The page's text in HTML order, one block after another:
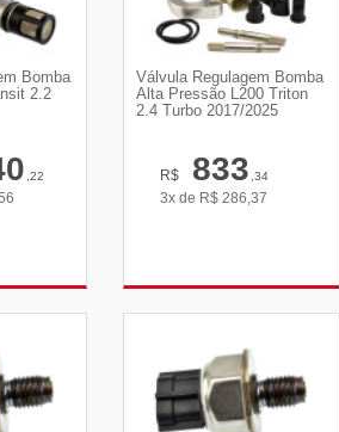
Bomba
2.2
,22
Válvula Regulagem Bomba
Alta Pressão L200 Triton
2.4 Turbo 2017/2025
R$ 833,34
3x de R$ 286,37